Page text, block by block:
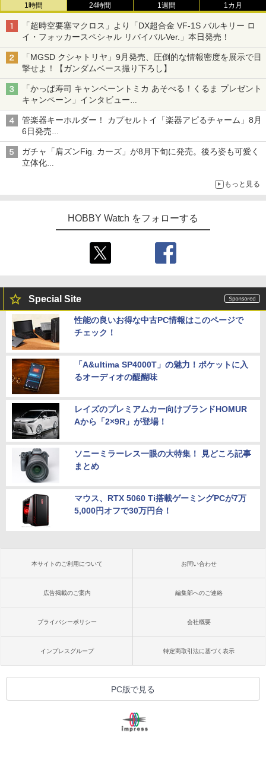
1時間 24時間 1週間 1カ月
「超時空要塞マクロス」より「DX超合金 VF-1S バルキリー ロ
イ・フォッカースペシャル リバイバルVer.」本日発売！
「MGSD クシャトリヤ」9月発売、圧倒的な情報密度を展示で目
撃せよ！【ガンダムベース撮り下ろし】
「かっぱ寿司 キャンペーントミカ あそべる！くるま プレゼント
キャンペーン」インタビュー
子どもが楽しめるかっぱ寿司ならではの体験とコラボの楽しさを
追求
管楽器キーホルダー！ カプセルトイ「楽器アピるチャーム」8月
6日発売
チューバ、テナサクなど5種各3色
ガチャ「肩ズンFig. カーズ」が8月下旬に発売。後ろ姿も可愛く
立体化
もっと見る
HOBBY Watch をフォローする
Special Site
性能の良いお得な中古PC情報はこのページで
チェック！
「A&ultima SP4000T」の魅力！ポケットに入
るオーディオの醍醐味
レイズのプレミアムカー向けブランドHOMUR
Aから「2×9R」が登場！
ソニーミラーレス一眼の大特集！ 見どころ記事
まとめ
マウス、RTX 5060 Ti搭載ゲーミングPCが7万
5,000円オフで30万円台！
本サイトのご利用について お問い合わせ
広告掲載のご案内 編集部へのご連絡
プライバシーポリシー 会社概要
インプレスグループ 特定商取引法に基づく表示
PC版で見る